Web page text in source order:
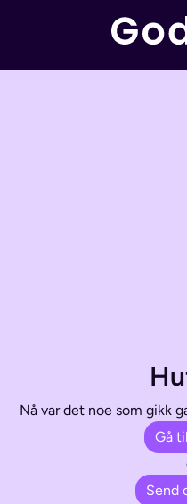
Nå var det noe som gikk
Gå
Send